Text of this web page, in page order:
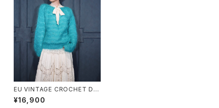
EU VINTAGE CROCHET DE
SIGN MOHAIR KNIT/ヨーロッ
パ古着鍵編みデザインモヘアニ
¥16,900